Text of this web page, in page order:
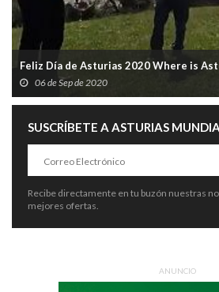
Feliz Día de Asturias 2020 Where is
06 de Sep de 2020
SUSCRÍBETE A ASTURIAS
Recibe directamente en tu buzón nuestras
mejores ofertas.
ANUNCIO